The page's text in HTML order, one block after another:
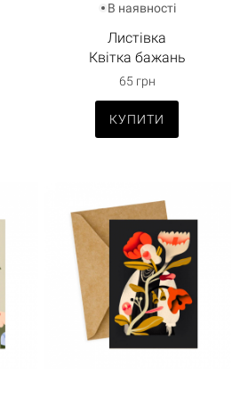
В наявності
Листівка
Квітка бажань
65 грн
КУПИТИ